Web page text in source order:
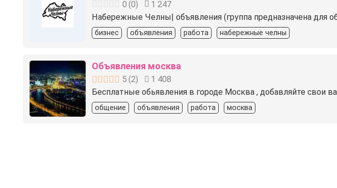
0 (0)
1 247
Набережные Челны| объявления (группа предназначена для
бизнес объявления работа набережные челны
Объявления москва
5 (2)
1 408
Бесплатные обьявления в городе Москва , добавляйте свои
общение объявления работа москва